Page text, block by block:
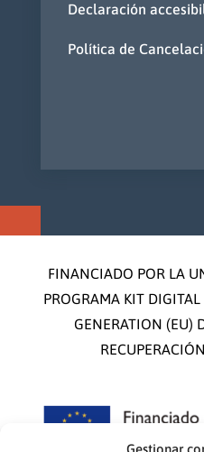
Gestionar
Declaración
Política de
FINANCIADO POR LA
PROGRAMA KIT
GENERATION (EU)